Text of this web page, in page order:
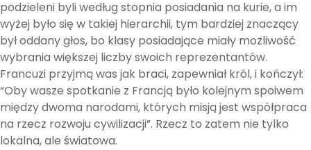
podzieleni byli według stopnia posiadania na kurie, a im
wyżej było się w takiej hierarchii, tym bardziej znaczący
był oddany głos, bo klasy posiadające miały możliwość
wybrania większej liczby swoich reprezentantów.
Francuzi przyjmą was jak braci, zapewniał król, i kończył:
“Oby wasze spotkanie z Francją było kolejnym spoiwem
między dwoma narodami, których misją jest współpraca
na rzecz rozwoju cywilizacji”. Rzecz to zatem nie tylko
lokalna, ale światowa.